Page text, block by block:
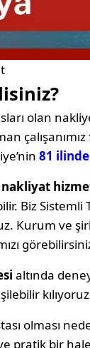
olan
81 ilinde
nakliyat
Biz Sistemli
Kurum ve
altında
olması
pratik bir